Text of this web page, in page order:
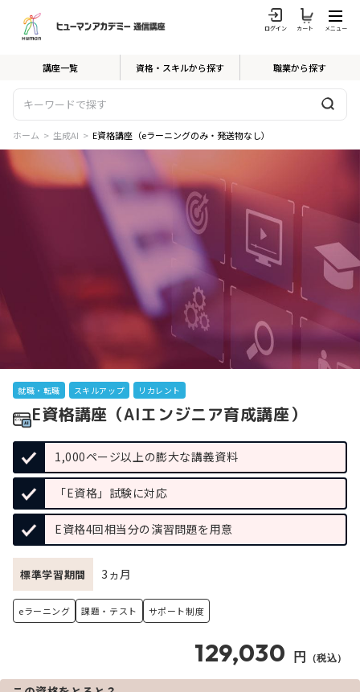
ログイン カート メニュー
講座一覧 資格・スキルから探す 職業から探す
ホーム > 生成AI > E資格講座（eラーニングのみ・発送物なし）
就職・転職 スキルアップ リカレント
E資格講座（AIエンジニア育成講座）
1,000ページ以上の膨大な講義資料
「E資格」試験に対応
E資格4回相当分の演習問題を用意
標準学習期間 3ヵ月
eラーニング 課題・テスト サポート制度
129,030 円 （税込）